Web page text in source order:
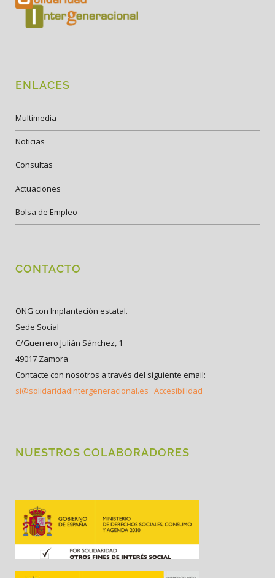
ENLACES
Multimedia
Noticias
Consultas
Actuaciones
Bolsa de Empleo
CONTACTO
ONG con Implantación estatal.
Sede Social
C/Guerrero Julián Sánchez, 1
49017 Zamora
Contacte con nosotros a través del siguiente email:
si@solidaridadintergeneracional.es Accesibilidad
NUESTROS COLABORADORES